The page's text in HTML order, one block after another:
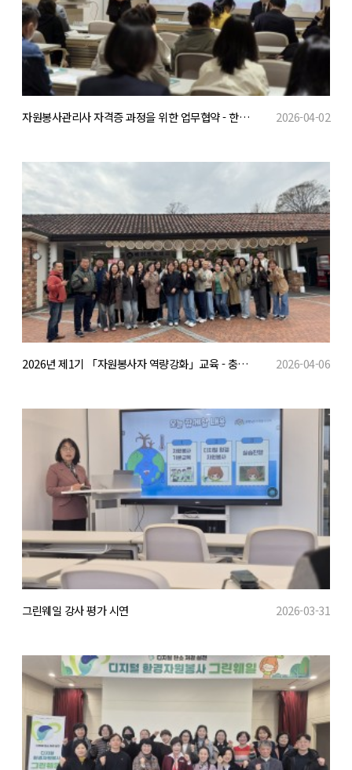
자원봉사관리사 자격증 과정을 위한 업무협약 - 한국자원봉사센터협회 2026-04-02
2026년 제1기 「자원봉사자 역량강화」교육 - 충청남도인재개발원 2026-04-06
그린웨일 강사 평가 시연 2026-03-31